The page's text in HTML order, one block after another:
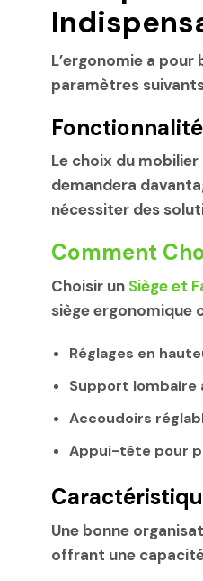
L’ergonomie a
paramètres
Le choix du
demandera
nécessiter des
Comment
Choisir un Siège et
siège ergonomique
Réglages en
Support lombaire
Accoudoirs
Appui-tête pour
Une bonne
offrant une